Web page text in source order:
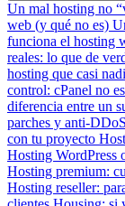
Un mal hosting no
web (y qué no es)
funciona el hosting
reales: lo que de
hosting que casi
control: cPanel no
diferencia entre un
parches y anti-DDoS
con tu proyecto
Hosting WordPress
Hosting premium:
Hosting reseller: